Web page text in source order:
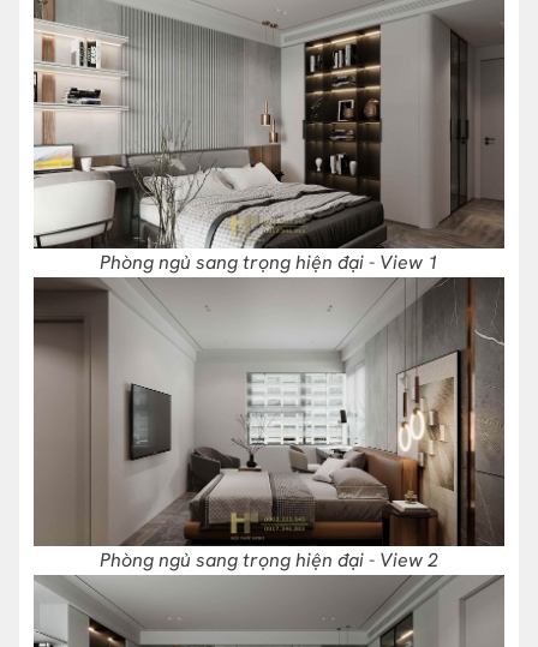
Phòng ngủ sang trọng hiện đại - View 1
Phòng ngủ sang trọng hiện đại - View 2